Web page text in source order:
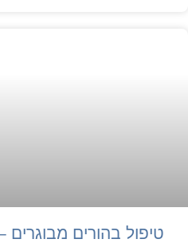
טיפול בהורים מבוגרים